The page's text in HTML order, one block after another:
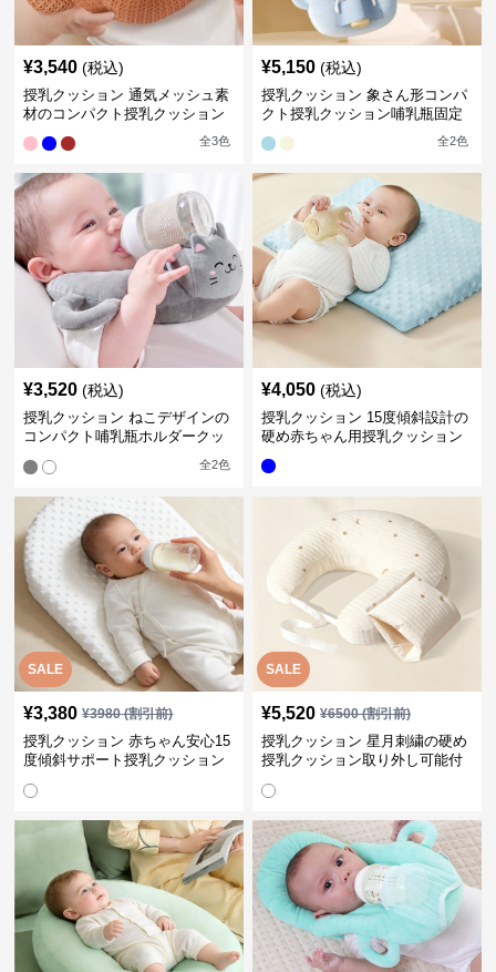
¥3,540 (税込)
授乳クッション 通気メッシュ素
材のコンパクト授乳クッション
全3色
¥5,150 (税込)
授乳クッション 象さん形コンパ
クト授乳クッション哺乳瓶固定
全2色
¥3,520 (税込)
授乳クッション ねこデザインの
コンパクト哺乳瓶ホルダークッ
全2色
¥4,050 (税込)
授乳クッション 15度傾斜設計の
硬め赤ちゃん用授乳クッション
SALE
¥3,380 ¥3980(割引前)
授乳クッション 赤ちゃん安心15
度傾斜サポート授乳クッション
SALE
¥5,520 ¥6500(割引前)
授乳クッション 星月刺繍の硬め
授乳クッション取り外し可能付